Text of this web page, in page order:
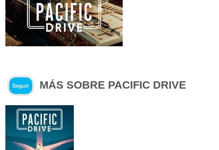
Seguir MÁS SOBRE PACIFIC DRIVE